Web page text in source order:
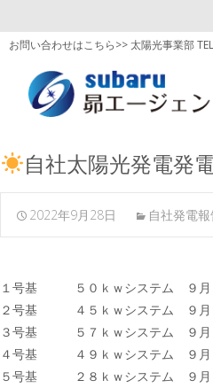
お問い合わせはこちら>> 太陽光事業部
自社太陽光発電発
2022年9月28日 自社発電
１号基 ５０ｋｗシステム ９月
２号基 ４５ｋｗシステム
３号基 ５７ｋｗシステム
４号基 ４９ｋｗシステム ９月
５号基 ２８ｋｗシステム ９月